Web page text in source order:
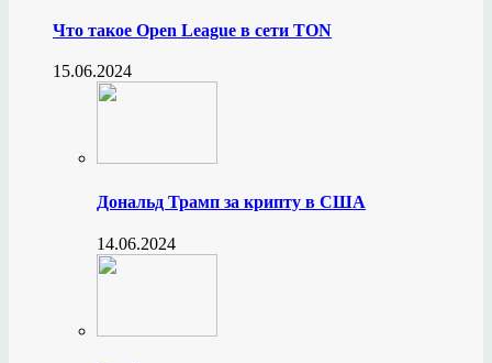
Что такое Open League в сети TON
15.06.2024
Дональд Трамп за крипту в США
14.06.2024